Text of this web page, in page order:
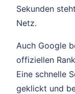
Sekunden
Netz.
Auch Google
offiziellen
Eine schnelle
geklickt und